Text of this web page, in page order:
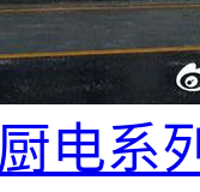
电系